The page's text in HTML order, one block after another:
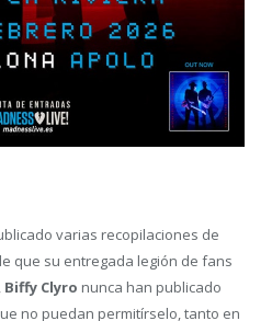
varias recopilaciones de
que su entregada legión de fans
Biffy Clyro nunca han publicado
no puedan permitírselo, tanto en